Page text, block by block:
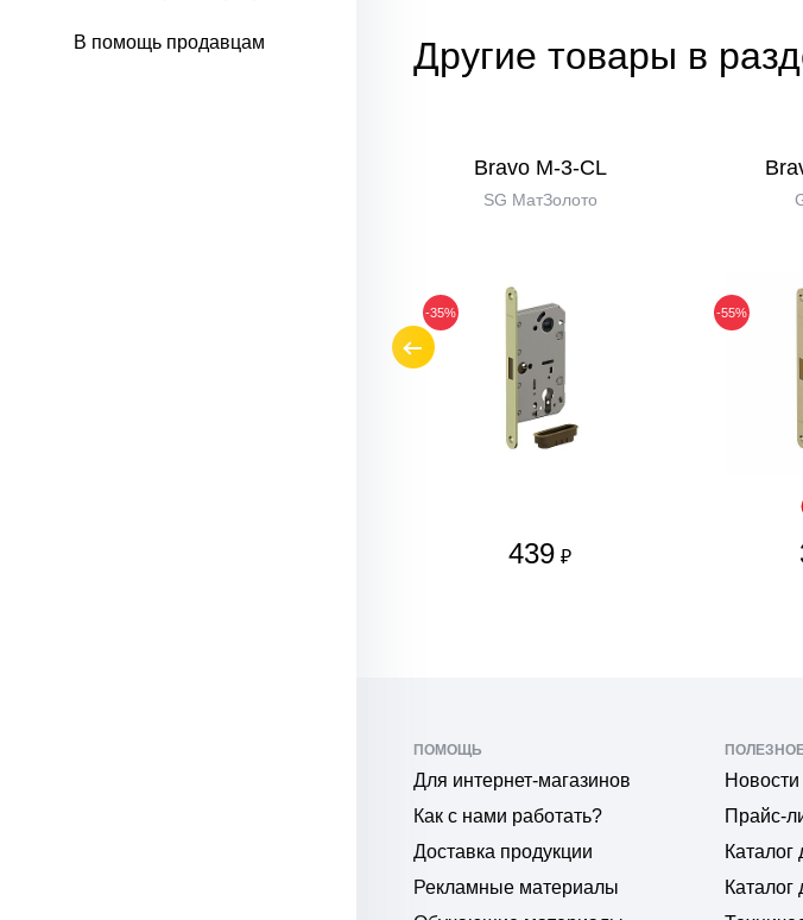
В помощь продавцам Другие товары в
Bravo M-3-CL
SG МатЗолото
-35%
439 ₽
-55%
ПОМОЩЬ
Для интернет-магазинов
Как с нами работать?
Доставка продукции
Рекламные материалы
Новости
Прайс-
Каталог
Каталог